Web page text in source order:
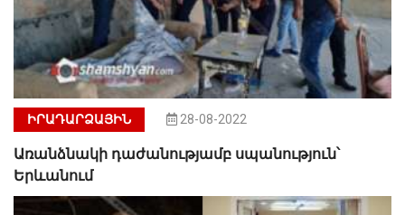
ԻՐԱԴԱՐՁԱՅԻՆ 28-08-2022
Առանձնակի դաժանությամբ սպանություն՝
Երևանում